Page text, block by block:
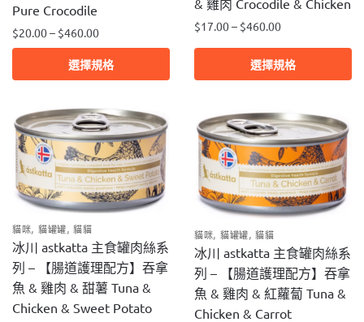
面
選
擇
面
選
擇
項
Pure Crocodile
$20.00– $460.00
選擇規格
產
有
多
種
款
式。
在
產
品
頁
面
& 雞肉 Crocodile & Chicken
$17.00– $460.00
選擇規格
此
多
種
款
式。
可
在
產
品
頁
面
貓咪, 貓罐罐,貓貓
冰川 astkatta 主食罐肉絲系
列 – 【腸道護理配方】吞拿
魚 & 雞肉 & 甜薯 Tuna &
Chicken & Sweet Potato
貓咪 貓罐罐 ,貓貓
冰川 astkatta 主食罐肉絲系
列 – 【腸道護理配方】吞拿
魚 & 雞肉 & 紅蘿蔔 Tuna &
Chicken & Carrot